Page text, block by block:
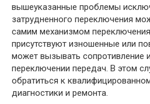
вышеуказанные проблемы
затрудненного переключения
самим механизмом
присутствуют изношенные или
может вызывать сопротивление
переключении передач. В этом
обратиться к
диагностики и ремонта.